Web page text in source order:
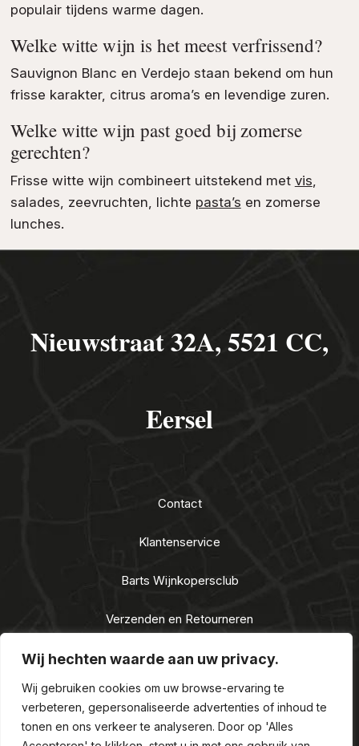
Wij hechten waarde aan uw privacy.
Wij gebruiken cookies om uw browse-ervaring te
verbeteren, gepersonaliseerde advertenties of inhoud te
tonen en ons verkeer te analyseren. Door op 'Alles
populair tijdens warme dagen.
Welke witte wijn is het meest verfrissend?
Sauvignon Blanc en Verdejo staan bekend om hun
frisse karakter, citrus aroma’s en levendige zuren.
Welke witte wijn past goed bij zomerse
gerechten?
Frisse witte wijn combineert uitstekend met vis
salades, zeevruchten, lichte pasta’s en zomerse
lunches.
Nieuwstraat 32A, 5521 CC,
Eersel
Contact
Klantenservice
Barts Wijnkopersclub
Verzenden en Retourneren
Algemene voorwaarden
Privacy Statement
Nieuwe Alcoholwet 2021